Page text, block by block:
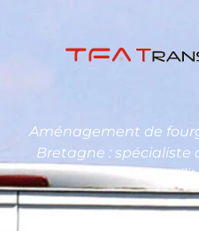
Aménagement de
Bretagne : spécialiste